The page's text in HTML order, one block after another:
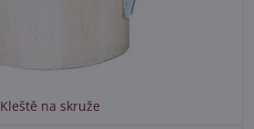
Kleště na skruže